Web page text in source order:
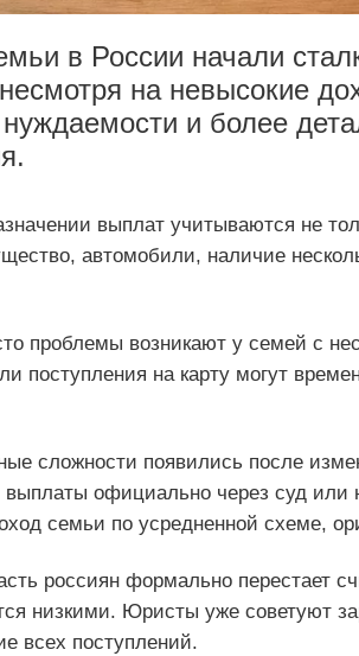
в России начали
на невысокие
и более
выплат учитываются не
автомобили, наличие
проблемы возникают у семей с
поступления на карту могут
сложности появились после
официально через суд или
семьи по усредненной схеме,
россиян формально перестает
низкими. Юристы уже советуют
всех поступлений.